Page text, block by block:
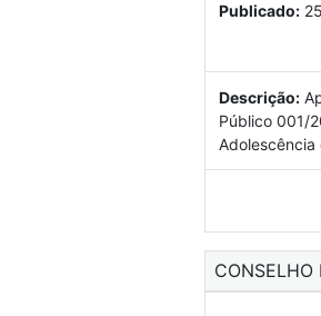
Publicado:
Descrição:
Público 001/
Adolescência